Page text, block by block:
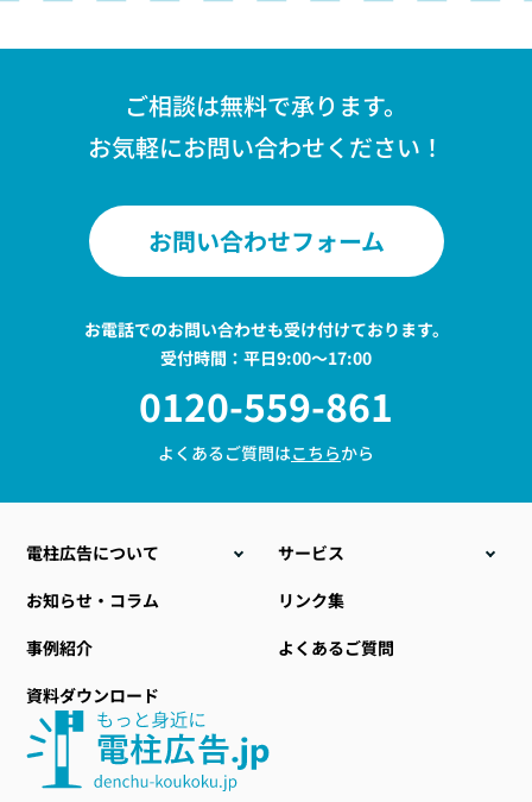
ご相談は無料で承ります。
お気軽にお問い合わせください！
お問い合わせフォーム
お電話でのお問い合わせも受け付けております。
受付時間：平日9:00〜17:00
0120-559-861
よくあるご質問はこちらから
電柱広告について
こんな時こそ電柱広告
電柱広告のデザイン
提出までの流れ
おすすめ空き電柱情報
サービス
電柱位置情報データ販売
お知らせ・コラム
リンク集
事例紹介
よくあるご質問
資料ダウンロード